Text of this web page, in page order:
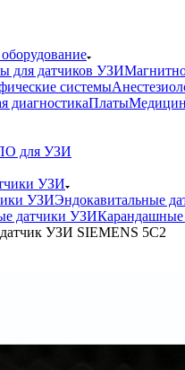
оборудование
для датчиков УЗИ
системы
диагностикаПлаты
для УЗИ
УЗИ
УЗИЭндокавитальные
датчики УЗИКарандашные
УЗИ SIEMENS 5C2